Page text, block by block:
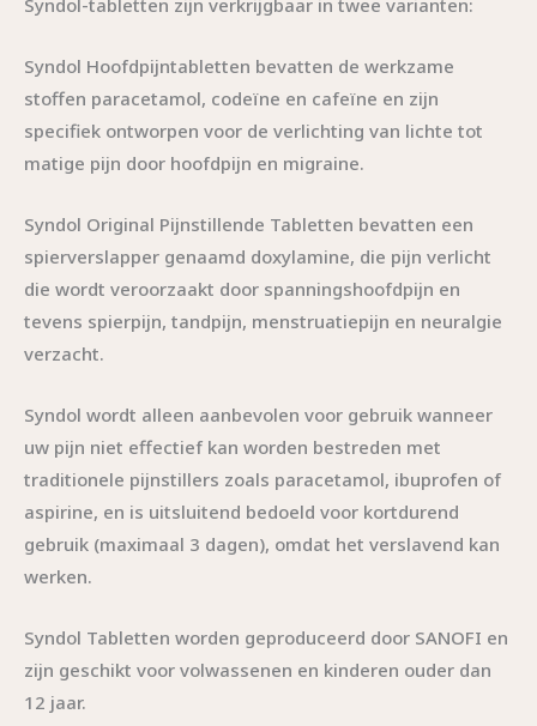
Syndol-tabletten zijn verkrijgbaar in twee varianten:
Syndol Hoofdpijntabletten bevatten de werkzame
stoffen paracetamol, codeïne en cafeïne en zijn
specifiek ontworpen voor de verlichting van lichte tot
matige pijn door hoofdpijn en migraine.
Syndol Original Pijnstillende Tabletten bevatten een
spierverslapper genaamd doxylamine, die pijn verlicht
die wordt veroorzaakt door spanningshoofdpijn en
tevens spierpijn, tandpijn, menstruatiepijn en neuralgie
verzacht.
Syndol wordt alleen aanbevolen voor gebruik wanneer
uw pijn niet effectief kan worden bestreden met
traditionele pijnstillers zoals paracetamol, ibuprofen of
aspirine, en is uitsluitend bedoeld voor kortdurend
gebruik (maximaal 3 dagen), omdat het verslavend kan
werken.
Syndol Tabletten worden geproduceerd door SANOFI en
zijn geschikt voor volwassenen en kinderen ouder dan
12 jaar.